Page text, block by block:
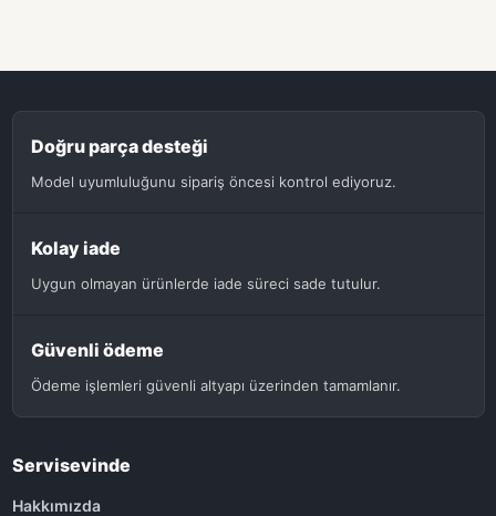
Doğru parça desteği
Model uyumluluğunu sipariş öncesi kontrol ediyoruz.
Kolay iade
Uygun olmayan ürünlerde iade süreci sade tutulur.
Güvenli ödeme
Ödeme işlemleri güvenli altyapı üzerinden tamamlanır.
Servisevinde
Hakkımızda